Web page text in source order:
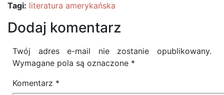
Tagi: literatura amerykańska
Dodaj komentarz
Twój adres e-mail nie zostanie opublikowany.
Wymagane pola są oznaczone *
Komentarz *